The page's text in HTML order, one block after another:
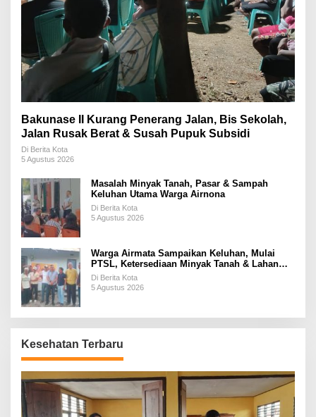
Bakunase II Kurang Penerang Jalan, Bis Sekolah,
Jalan Rusak Berat & Susah Pupuk Subsidi
Di Berita Kota
5 Agustus 2026
Masalah Minyak Tanah, Pasar & Sampah
Keluhan Utama Warga Airnona
Di Berita Kota
5 Agustus 2026
Warga Airmata Sampaikan Keluhan, Mulai
PTSL, Ketersediaan Minyak Tanah & Lahan
Pemakaman
Di Berita Kota
5 Agustus 2026
Kesehatan Terbaru